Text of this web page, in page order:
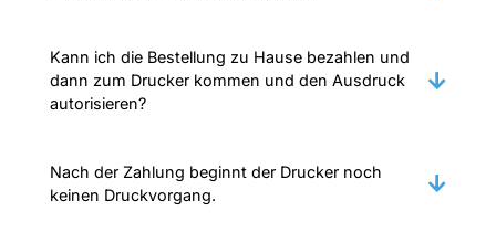
Kann ich die Bestellung zu Hause bezahlen und
dann zum Drucker kommen und den Ausdruck
autorisieren?
Nach der Zahlung beginnt der Drucker noch
keinen Druckvorgang.